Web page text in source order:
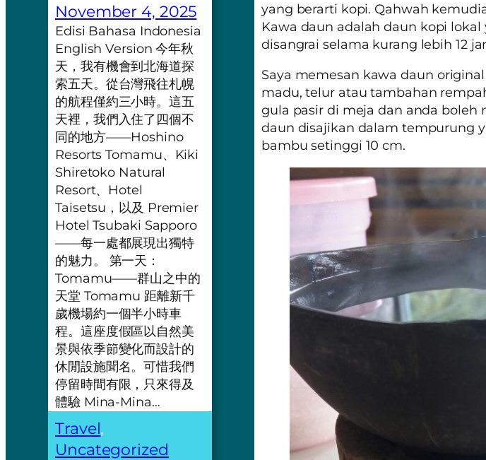
November 4, 2025
Edisi Bahasa Indonesia
English Version 今年秋
天，我有機會到北海道探
索五天。從台灣飛往札幌
的航程僅約三小時。這五
天裡，我們入住了四個不
同的地方——Hoshino
Resorts Tomamu、Kiki
Shiretoko Natural
Resort、Hotel
Taisetsu，以及 Premier
Hotel Tsubaki Sapporo
——每一處都展現出獨特
的魅力。 第一天：
Tomamu——群山之中的
天堂 Tomamu 距離新千
歲機場約一個半小時車
程。這座度假區以自然美
景與依季節變化而設計的
休閒設施聞名。可惜我們
停留時間有限，只來得及
體驗 Mina-Mina…
Travel
Uncategorized
yang berarti kopi. Qahwah
Kawa daun adalah daun kopi
disangrai selama kurang lebih 12
Saya memesan kawa daun original
madu, telur atau tambahan
gula pasir di meja dan anda boleh
daun disajikan dalam tempurung
bambu setinggi 10 cm.